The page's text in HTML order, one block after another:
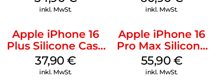
Denim
inkl. MwSt.
Gray
inkl. MwSt.
Apple iPhone 16
Plus Silicone Case
MagSafe Lake
Green
37,90€
inkl. MwSt.
Apple iPhone 16
Pro Max Silicone
Case MagSafe
Stone Gray
55,90 €
inkl. MwSt.